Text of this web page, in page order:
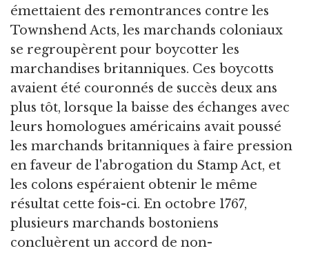
émettaient des remontrances contre les
Townshend Acts, les marchands coloniaux
se regroupèrent pour boycotter les
marchandises britanniques. Ces boycotts
avaient été couronnés de succès deux ans
plus tôt, lorsque la baisse des échanges avec
leurs homologues américains avait poussé
les marchands britanniques à faire pression
en faveur de l'abrogation du Stamp Act, et
les colons espéraient obtenir le même
résultat cette fois-ci. En octobre 1767,
plusieurs marchands bostoniens
concluèrent un accord de non-